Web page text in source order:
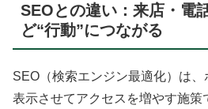
SEOとの違い：来店・電
ど“行動”につながる
SEO（検索エンジン最適化）は
表示させてアクセスを増やす施策